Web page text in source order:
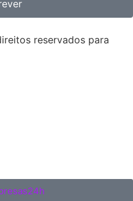
reservados para